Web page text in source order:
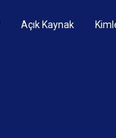
Açık Kaynak